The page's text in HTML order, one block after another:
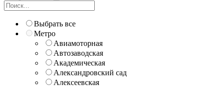
Выбрать все
Метро
Авиамоторная
Автозаводская
Академическая
Александровский сад
Алексеевская